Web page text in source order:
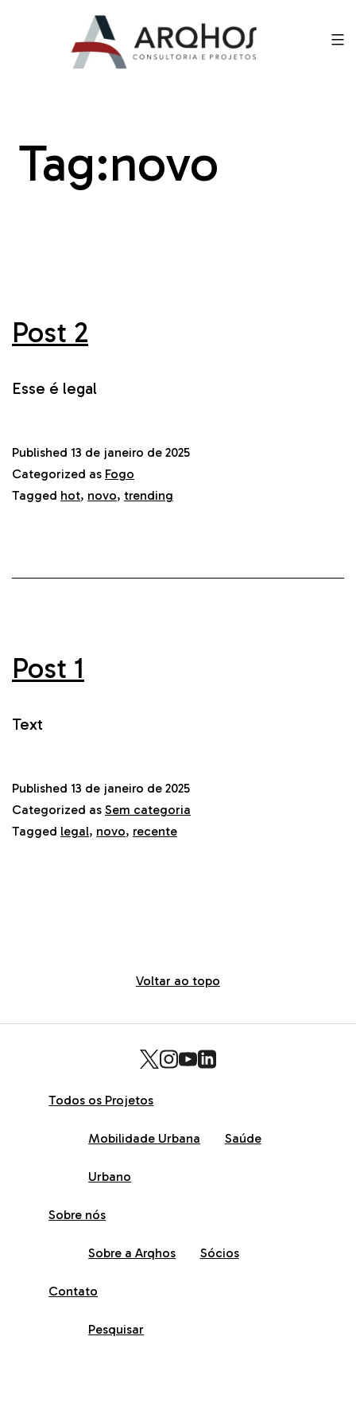
Tag:novo
Post 2
Esse é legal
Published 13 de janeiro de 2025
Categorized as Fogo
Tagged hot, novo, trending
Post 1
Text
Published 13 de janeiro de 2025
Categorized as Sem categoria
Tagged legal, novo, recente
Voltar ao topo
Todos os Projetos
Mobilidade Urbana Saúde
Urbano
Sobre nós
Sobre a Arqhos Sócios
Contato
Pesquisar